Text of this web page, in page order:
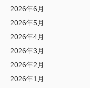
2026年6月
2026年5月
2026年4月
2026年3月
2026年2月
2026年1月